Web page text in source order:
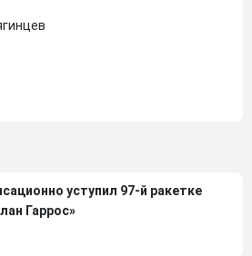
уступил 97-й ракетке
Гаррос»